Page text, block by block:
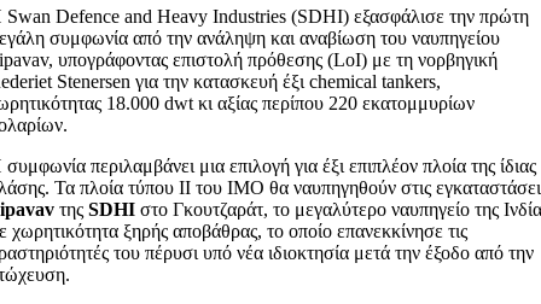
Defence and Heavy Industries (SDHI) εξασφάλισε την πρώτη
συμφωνία από την ανάληψη και αναβίωση του ναυπηγείου
υπογράφοντας επιστολή πρόθεσης (LoI) με τη νορβηγική
Stenersen για την κατασκευή έξι chemical tankers,
18.000 dwt κι αξίας περίπου 220 εκατομμυρίων
περιλαμβάνει μια επιλογή για έξι επιπλέον πλοία της ίδιας
Τα πλοία τύπου II του IMO θα ναυπηγηθούν στις
τηςSDHI στο Γκουτζαράτ, το μεγαλύτερο ναυπηγείο της
χωρητικότητα ξηρής αποβάθρας, το οποίο επανεκκίνησε τις
του πέρυσι υπό νέα ιδιοκτησία μετά την έξοδο από την